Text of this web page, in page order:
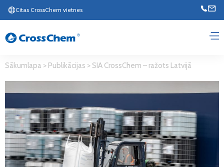
Citas CrossChem vietnes
Sākumlapa > Publikācijas > SIA CrossChem – ražots Latvijā